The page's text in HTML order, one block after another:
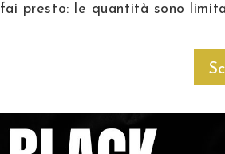
fai presto: le quantità sono